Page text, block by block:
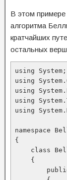
В этом
алгоритма
кратчайших
остальных
using System;
using
using
using
using
namespace
{
class
    {